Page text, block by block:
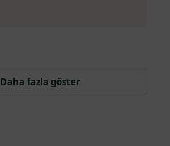
Daha fazla göster